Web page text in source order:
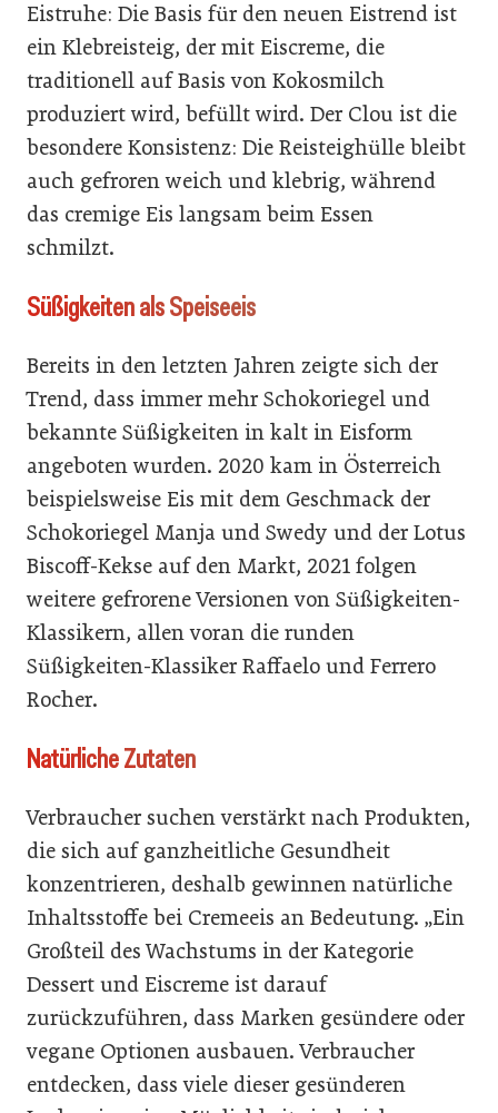
Eistruhe: Die Basis für den neuen Eistrend ist
ein Klebreisteig, der mit Eiscreme, die
traditionell auf Basis von Kokosmilch
produziert wird, befüllt wird. Der Clou ist die
besondere Konsistenz: Die Reisteighülle bleibt
auch gefroren weich und klebrig, während
das cremige Eis langsam beim Essen
schmilzt.
Süßigkeiten als Speiseeis
Bereits in den letzten Jahren zeigte sich der
Trend, dass immer mehr Schokoriegel und
bekannte Süßigkeiten in kalt in Eisform
angeboten wurden. 2020 kam in Österreich
beispielsweise Eis mit dem Geschmack der
Schokoriegel Manja und Swedy und der Lotus
Biscoff-Kekse auf den Markt, 2021 folgen
weitere gefrorene Versionen von Süßigkeiten-
Klassikern, allen voran die runden
Süßigkeiten-Klassiker Raffaelo und Ferrero
Rocher.
Natürliche Zutaten
Verbraucher suchen verstärkt nach Produkten,
die sich auf ganzheitliche Gesundheit
konzentrieren, deshalb gewinnen natürliche
Inhaltsstoffe bei Cremeeis an Bedeutung. „Ein
Großteil des Wachstums in der Kategorie
Dessert und Eiscreme ist darauf
zurückzuführen, dass Marken gesündere oder
vegane Optionen ausbauen. Verbraucher
entdecken, dass viele dieser gesünderen